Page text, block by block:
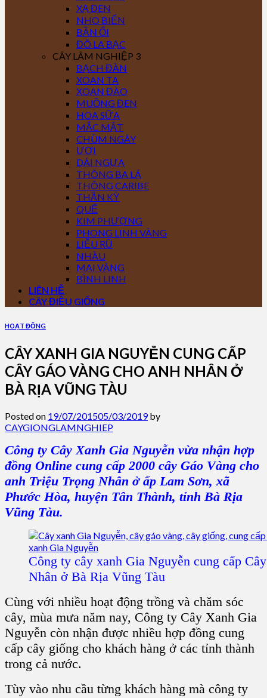
XẠ ĐEN
NHO BIỂN
BẦN ỔI
ĐÔ LA BẠC
CÂY LÂM NGHIỆP 3
BẠCH ĐÀN
XOAN TA
XOAN ĐÀO
MUỒNG ĐEN
HOA SỮA
MẮC MẬT
CHÙM NGÂY
ƯƠI
DÁI NGỰA
THÔNG BA LÁ
THÔNG CARIBE
THẦN KỲ
QUẾ
KIM PHƯỢNG
PHONG LINH VÀNG
LIỄU RŨ
NHÀU
MAI VÀNG
BÌNH LINH
LIÊN HỆ
CÂY ĐIỀU GIỐNG
HOẠT ĐỘNG
CÂY XANH GIA NGUYỄN CUNG CẤP
CÂY GÁO VÀNG CHO ANH NHÂN Ở
BÀ RỊA VŨNG TÀU
Posted on 19/07/201505/03/2019by
CAYGIONGLAMNGHIEP
Công ty Cây Xanh Gia Nguyễn vừa nhận hợp
đồng Online cung cấp 2000 cây Gáo Vàng cho
anh Triệu Trọng Nhân ở ấp Lam Sơn, xã
Phước Hòa, huyện Tân Thành, tỉnh Bà Rịa
Vũng Tàu.
Công ty cây xanh Gia Nguyễn cung cấp
Nhân ở Bà Rịa Vũng Tàu
Cùng với nhiều hoạt động trồng và chăm sóc
cây, mùa mưa năm nay, Công ty Cây Xanh Gia
Nguyễn còn nhận được nhiều hợp đồng cung
cấp cây giống cho khách hàng ở các tỉnh thành
trong cả nước.
Tùy vào nhu cầu từng khách hàng mà công ty